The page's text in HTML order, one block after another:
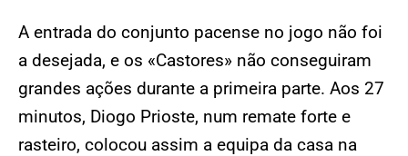
A entrada do conjunto pacense no jogo não foi
a desejada, e os «Castores» não conseguiram
grandes ações durante a primeira parte. Aos 27
minutos, Diogo Prioste, num remate forte e
rasteiro, colocou assim a equipa da casa na